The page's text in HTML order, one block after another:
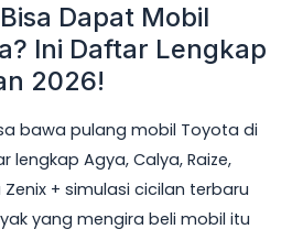
Dapat Mobil
Ini Daftar Lengkap
2026!
bawa pulang mobil Toyota di
lengkap Agya, Calya, Raize,
+ simulasi cicilan terbaru
yang mengira beli mobil itu